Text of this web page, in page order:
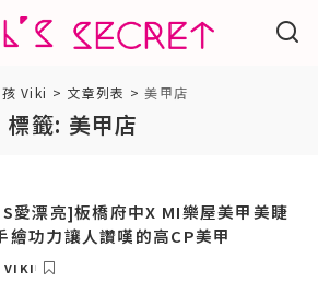
Viki > 文章列表 >美甲店
標籤: 美甲店
愛漂亮]板橋府中X MI樂屋美甲美睫
繪功力讓人讚嘆的高CP美甲
VIKI